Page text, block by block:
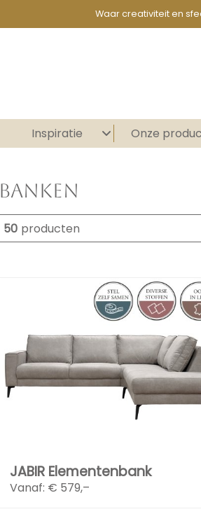
Waar creativiteit en
Inspiratie Onze
Banken
50 producten
JABIR Elementenbank
Vanaf: € 579,–